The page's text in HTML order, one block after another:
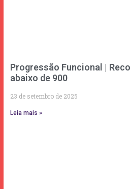
Progressão Funcional |
abaixo de 900
23 de setembro de 2025
Leia mais »